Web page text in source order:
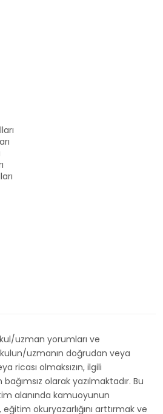
uzman yorumları ve
uzmanın doğrudan veya
ricası olmaksızın, ilgili
olarak yazılmaktadır. Bu
alanında kamuoyunun
okuryazarlığını arttırmak ve